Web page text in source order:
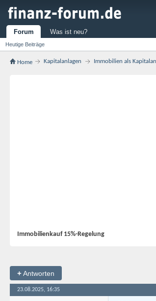
Forum
Heutige Beiträge
Was ist neu?
Home Kapitalanlagen Immobilien als
Immobilienkauf 15%-Regelung
+Antworten
23.08.2025, 16:35